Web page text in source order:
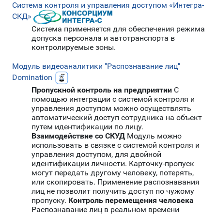
Система контроля и управления доступом «Интегра-
СКД»
Система применяется для обеспечения режима
допуска персонала и автотранспорта в
контролируемые зоны.
Модуль видеоаналитики "Распознавание лиц"
Domination
Пропускной контроль на предприятии С
помощью интеграции с системой контроля и
управления доступом можно осуществлять
автоматический доступ сотрудника на объект
путем идентификации по лицу.
Взаимодействие со СКУД Модуль можно
использовать в связке с системой контроля и
управления доступом, для двойной
идентификации личности. Карточку-пропуск
могут передать другому человеку, потерять,
или скопировать. Применение распознавания
лиц не позволит получить доступ по чужому
пропуску. Контроль перемещения человека
Распознавание лиц в реальном времени